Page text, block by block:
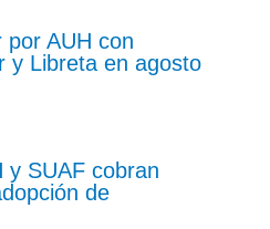
AUH con
y Libreta en agosto
y SUAF cobran
de